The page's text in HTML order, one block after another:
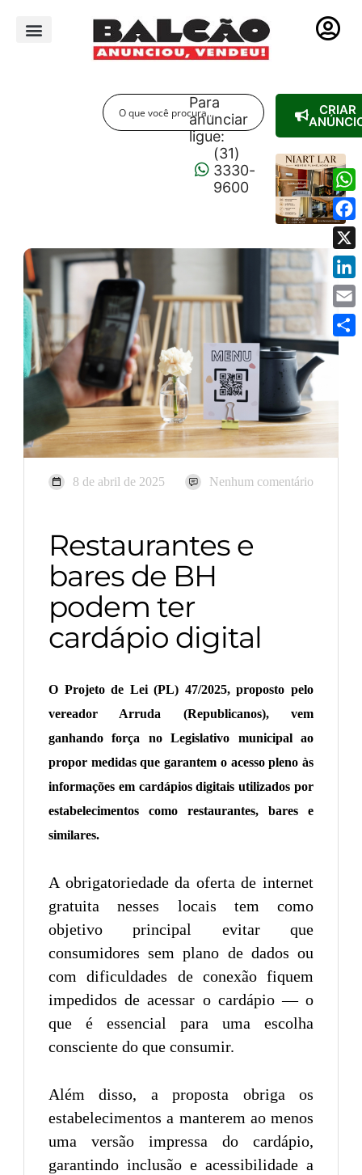
Para
anunciar
ligue:
(31)
3330-
9600
CRIAR
8 de abril de 2025 Nenhum comentário
Restaurantes e
bares de BH
podem ter
cardápio digital
O Projeto de Lei (PL) 47/2025, proposto pelo
vereador Arruda (Republicanos), vem
ganhando força no Legislativo municipal ao
propor medidas que garantem o acesso pleno às
informações em cardápios digitais utilizados por
estabelecimentos como restaurantes, bares e
similares.
A obrigatoriedade da oferta de internet
gratuita nesses locais tem como
objetivo principal evitar que
consumidores sem plano de dados ou
com dificuldades de conexão fiquem
impedidos de acessar o cardápio — o
que é essencial para uma escolha
consciente do que consumir.
Além disso, a proposta obriga os
estabelecimentos a manterem ao menos
uma versão impressa do cardápio,
garantindo inclusão e acessibilidade a
X